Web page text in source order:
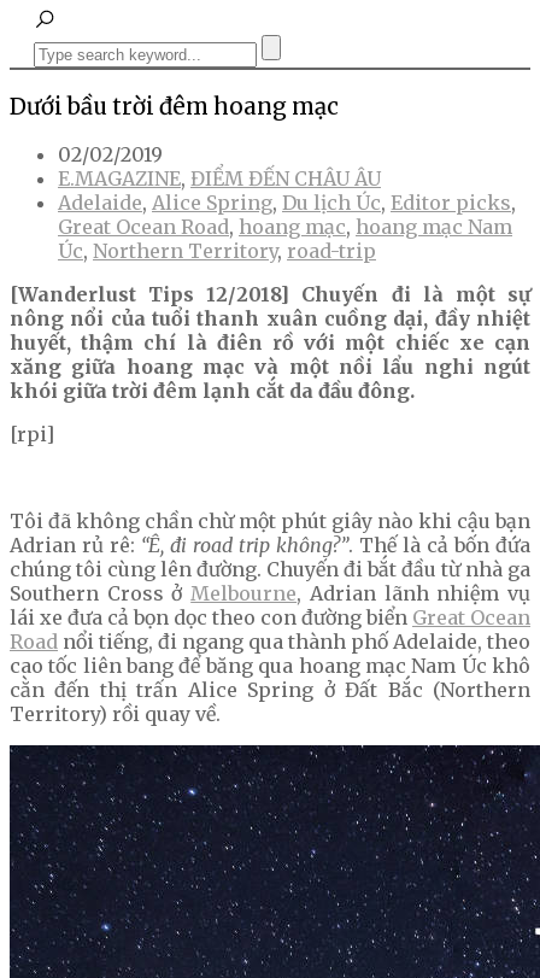
Dưới bầu trời đêm hoang mạc
02/02/2019
E.MAGAZINE, ĐIỂM ĐẾN CHÂU ÂU
Adelaide, Alice Spring, Du lịch Úc, Editor picks,
Great Ocean Road, hoang mạc, hoang mạc Nam
Úc, Northern Territory, road-trip
[Wanderlust Tips 12/2018] Chuyến đi là một sự
nông nổi của tuổi thanh xuân cuồng dại, đầy nhiệt
huyết, thậm chí là điên rồ với một chiếc xe cạn
xăng giữa hoang mạc và một nồi lẩu nghi ngút
khói giữa trời đêm lạnh cắt da đầu đông.
[rpi]
Tôi đã không chần chừ một phút giây nào khi cậu bạn
Adrian rủ rê: “Ê, đi road trip không?”. Thế là cả bốn đứa
chúng tôi cùng lên đường. Chuyến đi bắt đầu từ nhà ga
Southern Cross ởMelbourne, Adrian lãnh nhiệm vụ
lái xe đưa cả bọn dọc theo con đường biển Great Ocean
Road nổi tiếng, đi ngang qua thành phố Adelaide, theo
cao tốc liên bang để băng qua hoang mạc Nam Úc khô
cằn đến thị trấn Alice Spring ở Đất Bắc (Northern
Territory) rồi quay về.